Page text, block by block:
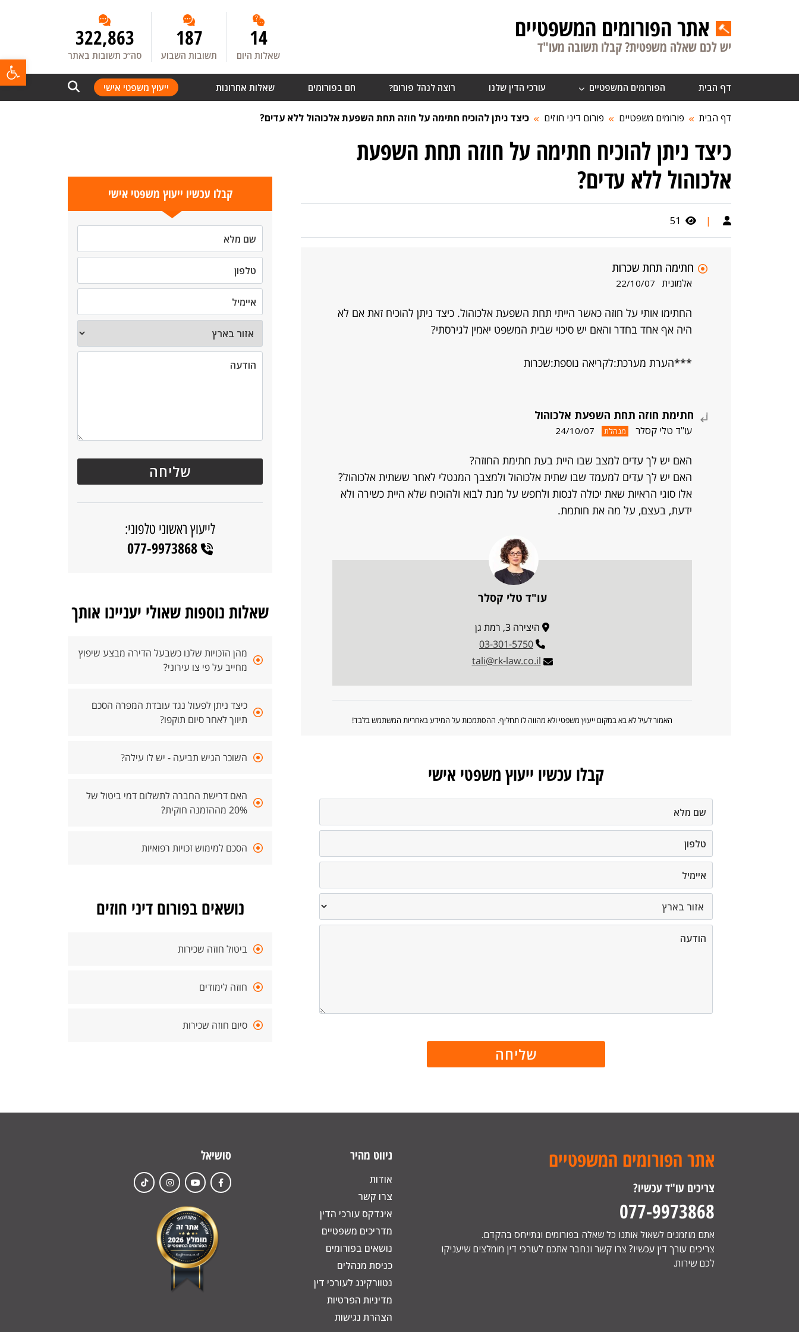
אתר הפורומים המשפטיים
יש לכם שאלה משפטית? קבלו תשובה מעו"ד 14
שאלות היום
187
תשובות השבוע
322,863
סה”כ תשובות באתר
דף הבית הפורומים המשפטיים עורכי הדין שלנו רוצה לנהל פורום? חם בפורומים שאלות אחרונות ייעוץ משפטי אישי
דף הבית פורומים משפטיים פורום דיני חוזים כיצד ניתן להוכיח חתימה על חוזה תחת השפעת אלכוהול ללא עדים?
כיצד ניתן להוכיח חתימה על חוזה תחת השפעת
אלכוהול ללא עדים?
|
51
חתימה תחת שכרות
אלמונית 22/10/07
החתימו אותי על חוזה כאשר הייתי תחת השפעת אלכוהול. כיצד ניתן להוכיח זאת אם לא
היה אף אחד בחדר והאם יש סיכוי שבית המשפט יאמין לגירסתי?
***הערת מערכת:לקריאה נוספת:שכרות
חתימת חוזה תחת השפעת אלכוהול
עו"ד טלי קסלר מנהלת 24/10/07
האם יש לך עדים למצב שבו היית בעת חתימת החוזה?
האם יש לך עדים למעמד שבו שתית אלכוהול ולמצבך המנטלי לאחר ששתית אלכוהול?
אלו סוגי הראיות שאת יכולה לנסות ולחפש על מנת לבוא ולהוכיח שלא היית כשירה ולא
ידעת, בעצם, על מה את חותמת.
עו"ד טלי קסלר
היצירה 3, רמת גן
03-301-5750
tali@rk-law.co.il
האמור לעיל לא בא במקום ייעוץ משפטי ולא מהווה לו תחליף. ההסתמכות על המידע באחריות המשתמש בלבד!
קבלו עכשיו ייעוץ משפטי אישי
קבלו עכשיו ייעוץ משפטי אישי
לייעוץ ראשוני טלפוני:
077-9973868
שאלות נוספות שאולי יעניינו אותך
מהן הזכויות שלנו כשבעל הדירה מבצע שיפוץ
מחייב על פי צו עירוני?
כיצד ניתן לפעול נגד עובדת המפרה הסכם
תיווך לאחר סיום תוקפו?
השוכר הגיש תביעה - יש לו עילה?
האם דרישת החברה לתשלום דמי ביטול של
20% מההזמנה חוקית?
הסכם למימוש זכויות רפואיות
נושאים בפורום דיני חוזים
ביטול חוזה שכירות
חוזה לימודים
סיום חוזה שכירות
אתר הפורומים המשפטיים
צריכים עו"ד עכשיו?
077-9973868
אתם מוזמנים לשאול אותנו כל שאלה בפורומים ונתייחס בהקדם.
צריכים עורך דין עכשיו? צרו קשר ונחבר אתכם לעורכי דין מומלצים שיעניקו
לכם שירות.
ניווט מהיר
אודות
צרו קשר
אינדקס עורכי הדין
מדריכים משפטיים
נושאים בפורומים
כניסת מנהלים
נטוורקינג לעורכי דין
מדיניות הפרטיות
הצהרת נגישות
סושיאל